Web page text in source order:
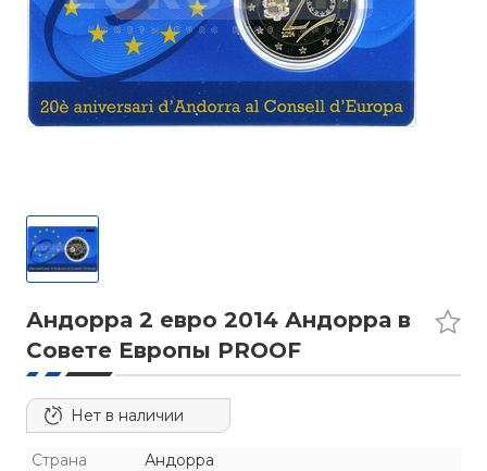
Андорра 2 евро 2014 Андорра в
Совете Европы PROOF
Нет в наличии
Страна
Андорра